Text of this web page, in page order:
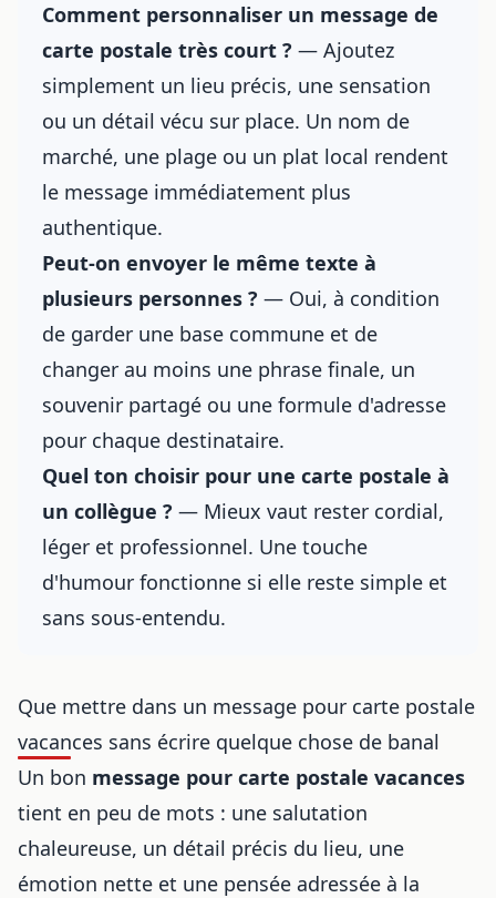
Comment personnaliser un message de
carte postale très court ? — Ajoutez
simplement un lieu précis, une sensation
ou un détail vécu sur place. Un nom de
marché, une plage ou un plat local rendent
le message immédiatement plus
authentique.
Peut-on envoyer le même texte à
plusieurs personnes ? — Oui, à condition
de garder une base commune et de
changer au moins une phrase finale, un
souvenir partagé ou une formule d'adresse
pour chaque destinataire.
Quel ton choisir pour une carte postale à
un collègue ? — Mieux vaut rester cordial,
léger et professionnel. Une touche
d'humour fonctionne si elle reste simple et
sans sous-entendu.
Que mettre dans un message pour carte postale
vacances sans écrire quelque chose de banal
Un bon message pour carte postale vacances
tient en peu de mots : une salutation
chaleureuse, un détail précis du lieu, une
émotion nette et une pensée adressée à la